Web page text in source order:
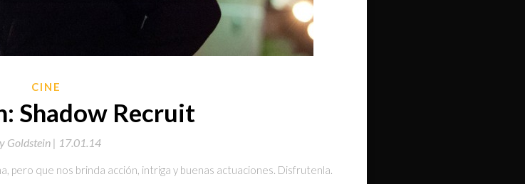
CINE
Shadow Recruit
Goldstein | 17.01.14
pero que nos brinda acción, intriga y buenas actuaciones. Disfrutenla.